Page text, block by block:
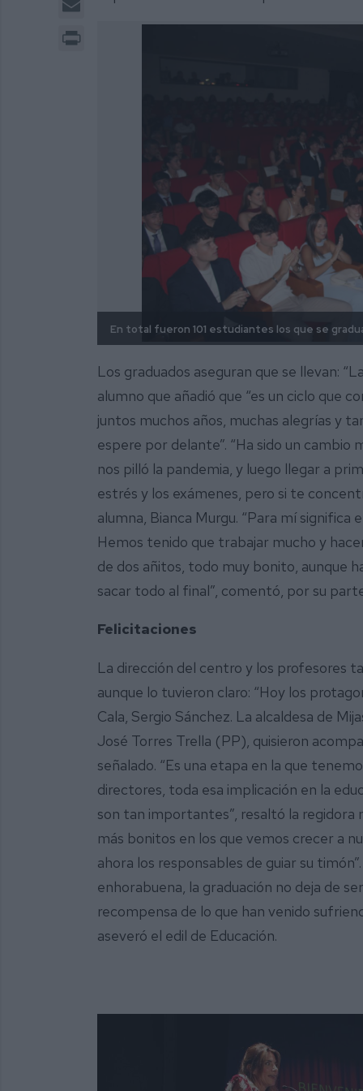
En total fueron 101 estudiantes los que se
Los graduados aseguran que se llevan:
alumno que añadió que “es un ciclo que
juntos muchos años, muchas alegrías y
espere por delante”. “Ha sido un cambio
nos pilló la pandemia, y luego llegar a
estrés y los exámenes, pero si te
alumna, Bianca Murgu. “Para mí significa
Hemos tenido que trabajar mucho y
de dos añitos, todo muy bonito, aunque
sacar todo al final”, comentó, por su
Felicitaciones
La dirección del centro y los profesores
aunque lo tuvieron claro: “Hoy los
Cala, Sergio Sánchez. La alcaldesa de
José Torres Trella (PP), quisieron
señalado. “Es una etapa en la que
directores, toda esa implicación en la
son tan importantes”, resaltó la regidora
más bonitos en los que vemos crecer a
ahora los responsables de guiar su
enhorabuena, la graduación no deja de
recompensa de lo que han venido
aseveró el edil de Educación.